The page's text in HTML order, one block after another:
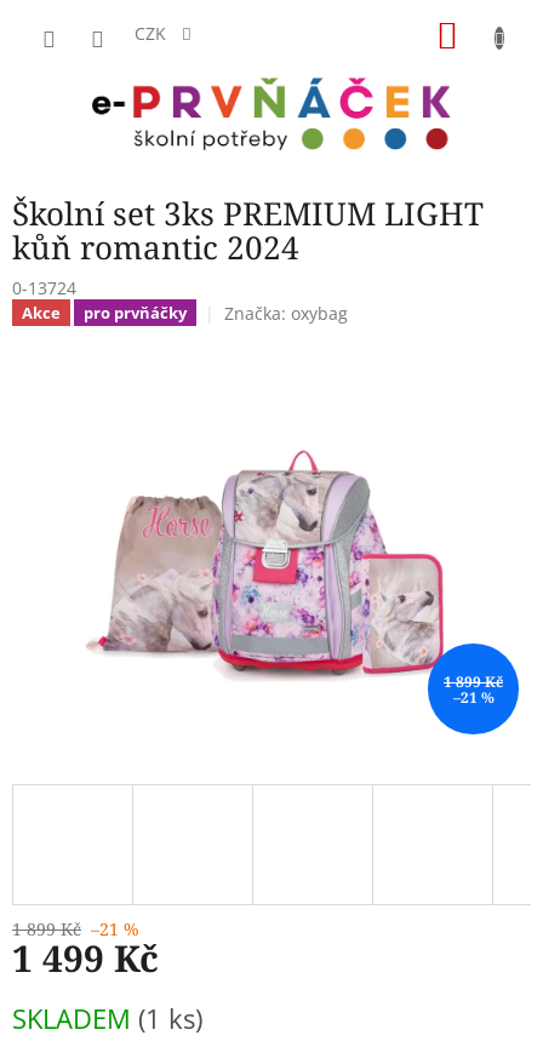
CZK
Školní set 3ks PREMIUM LIGHT
kůň romantic 2024
0-13724
Akce pro prvňáčky Značka: oxybag
1 899 Kč
–21 %
1 899 Kč –21 %
1 499 Kč
cena:
SKLADEM (1 ks)